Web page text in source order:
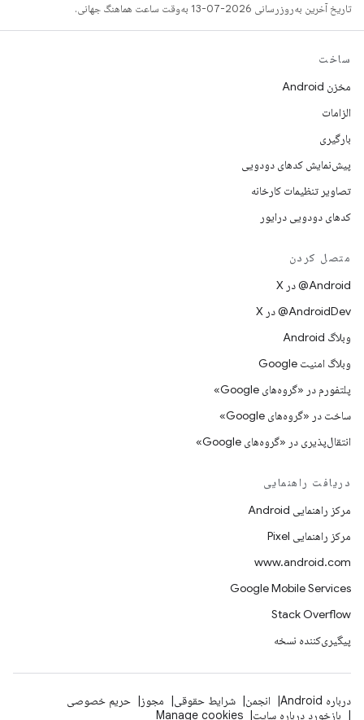
تاریخ آخرین به‌روزرسانی 2026-07-13 به‌وقت ساعت هماهنگ جهانی.
ساخت
مخزن Android
الزامات
بارگیری
پیش‌نمایش کدهای دودویی
تصاویر تنظیمات کارخانه
کدهای دودویی درایور
متصل کردن
‫‎@Android در X
‫‎@AndroidDev در X
وبلاگ Android
وبلاگ امنیت Google
پلتفورم در «گروه‌های Google»
ساخت در «گروه‌های Google»
انتقال‌پذیری در «گروه‌های Google»
دریافت راهنمایی
مرکز راهنمایی Android
مرکز راهنمایی Pixel
www.android.com
Google Mobile Services
Stack Overflow
پیگیری‌کننده نسخه
درباره Android انجمن شرایط حقوقی مجوز
حریم خصوصی
بازخورد درباره سایت
Manage cookies